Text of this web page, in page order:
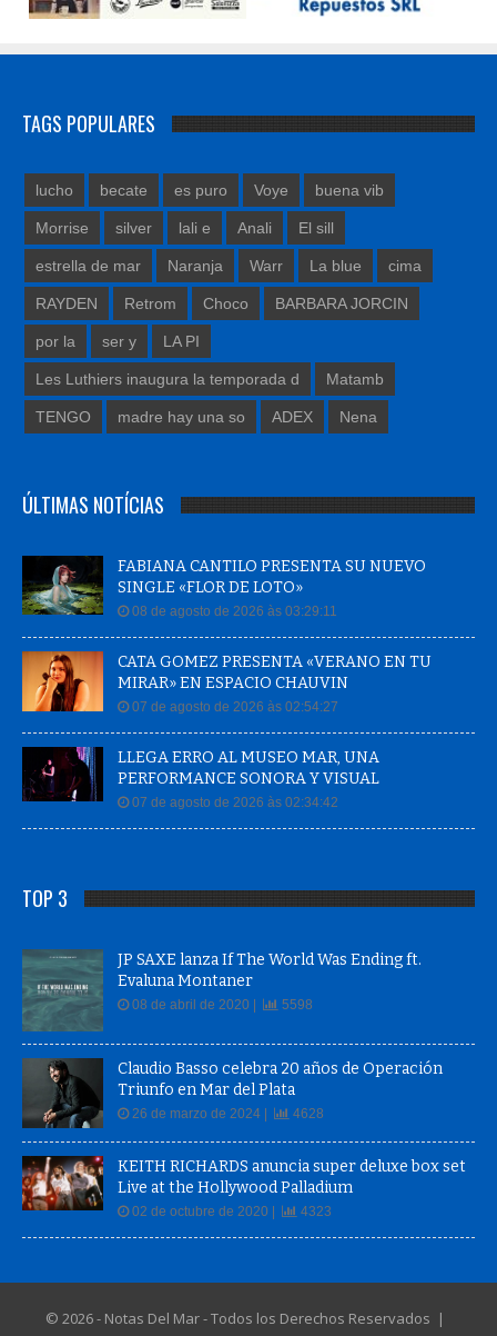
TAGS POPULARES
lucho becate es puro Voye buena vib
Morrise silver lali e Anali El sill
estrella de mar Naranja Warr La blue cima
RAYDEN Retrom Choco BARBARA JORCIN
por la ser y LA PI
Les Luthiers inaugura la temporada d Matamb
TENGO madre hay una so ADEX Nena
ÚLTIMAS NOTÍCIAS
FABIANA CANTILO PRESENTA SU NUEVO
SINGLE «FLOR DE LOTO»
08 de agosto de 2026 às 03:29:11
CATA GOMEZ PRESENTA «VERANO EN TU
MIRAR» EN ESPACIO CHAUVIN
07 de agosto de 2026 às 02:54:27
LLEGA ERRO AL MUSEO MAR, UNA
PERFORMANCE SONORA Y VISUAL
07 de agosto de 2026 às 02:34:42
TOP 3
JP SAXE lanza If The World Was Ending ft.
Evaluna Montaner
08 de abril de 2020 | 5598
Claudio Basso celebra 20 años de Operación
Triunfo en Mar del Plata
26 de marzo de 2024 | 4628
KEITH RICHARDS anuncia super deluxe box set
Live at the Hollywood Palladium
02 de octubre de 2020 | 4323
© 2026 - Notas Del Mar - Todos los Derechos Reservados |